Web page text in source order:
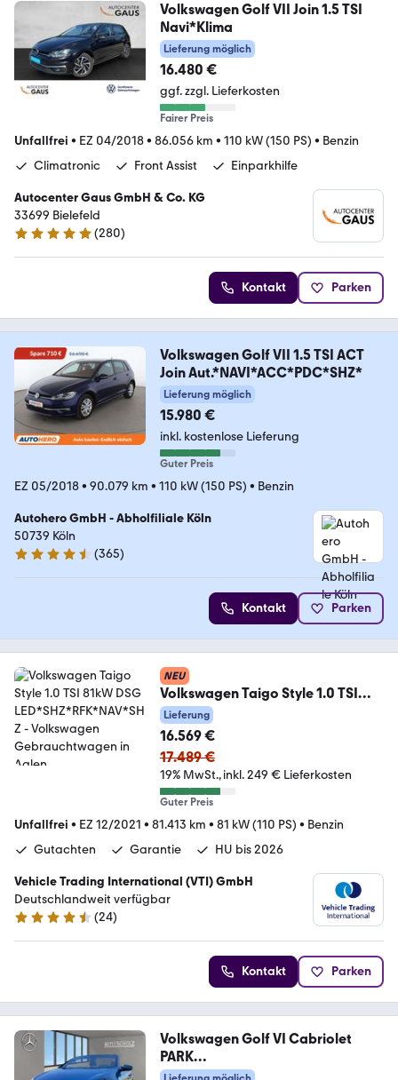
Volkswagen Golf VII Join 1.5 TSI
Navi*Klima
Lieferung möglich
16.480 €
ggf. zzgl. Lieferkosten
Fairer Preis
Unfallfrei • EZ 04/2018• 86.056 km • 110 kW (150 PS) • Benzin
Climatronic
Front Assist Einparkhilfe
Autocenter Gaus GmbH & Co. KG
33699 Bielefeld
4.9 Sterne
(280)
Kontakt Parken
Volkswagen Golf VII 1.5 TSI ACT
Join Aut.*NAVI*ACC*PDC*SHZ*
Lieferung möglich
15.980 €
inkl. kostenlose Lieferung
Guter Preis
EZ 05/2018• 90.079 km • 110 kW (150 PS) • Benzin
Autohero GmbH - Abholfiliale Köln
50739 Köln
4.6 Sterne
(365)
Kontakt Parken
NEU
Volkswagen Taigo Style 1.0 TSI
81kW DSG
LED*SHZ*RFK*NAV*SHZ
Lieferung
16.569 €
17.489 €
19% MwSt. inkl. 249 € Lieferkosten
Guter Preis
Unfallfrei • EZ 12/2021 • 81.413 km • 81 kW (110 PS) • Benzin
Gutachten
Garantie HU bis 2026
Vehicle Trading International (VTI) GmbH
Deutschlandweit verfügbar
4.4 Sterne
(24)
Kontakt Parken
Volkswagen Golf VI Cabriolet
PARK
ASSIST+NAVI+WINDSCHOTT+BC